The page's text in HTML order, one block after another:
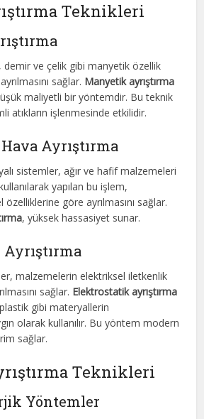
Teknikleri
demir ve çelik gibi manyetik özellik
sağlar. Manyetik ayrıştırma
maliyetli bir yöntemdir. Bu teknik
atıkların işlenmesinde etkilidir.
Ayrıştırma
sistemler, ağır ve hafif malzemeleri
yapılan bu işlem,
göre ayrılmasını sağlar.
, yüksek hassasiyet sunar.
malzemelerin elektriksel iletkenlik
sağlar. Elektrostatik ayrıştırma
gibi materyallerin
olarak kullanılır. Bu yöntem modern
sağlar.
Teknikleri
Yöntemler